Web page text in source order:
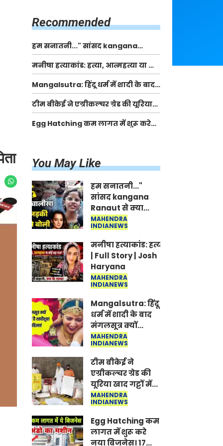
Recommended
हम सनातनी..." सांसद kangana
Ranaut से क्या बोली लड़की? Viral
Jantar-Mantar | CJP protest
मनीषा हत्याकांड: हत्या, आत्महत्या या कोई बड़ा राज?
| Full Story | Josh Haryana
Mangalsutra: हिंदू धर्म में शादी के बाद
मंगलसूत्र क्यों पहनती है महिलाएं, किसने
शुरु की ये परंपरा
टीम बीकेई ने एग्रीकल्चर ग्रेड की यूरिया
खाद गट्टों में बदलकर टेक्निकल ग्रेड में
बेचने वालों पर करवाई कार्रवाई:
Egg Hatching कम लागत में शुरू करे
You May Like
हम सनातनी..."
सांसद kangana
Ranaut से क्या
बोली लड़की? Viral
Jantar-Mantar |
CJP protest
MAHENDRA
INDIANEWS
मनीषा हत्याकांड: हत्या, आत्महत्या या
| Full Story | Josh
Haryana
MAHENDRA
INDIANEWS
Mangalsutra: हिंदू
धर्म में शादी के बाद
मंगलसूत्र क्यों
पहनती है महिलाएं,
किसने शुरु की ये
परंपरा
MAHENDRA
INDIANEWS
टीम बीकेई ने
एग्रीकल्चर ग्रेड की
यूरिया खाद गट्टों में
बदलकर टेक्निकल
ग्रेड में बेचने वालों पर
करवाई कार्रवाई:
लखविंदर सिंह
औलख
MAHENDRA
INDIANEWS
Egg Hatching कम
लागत में शुरू करे
नया बिजनेस। 17